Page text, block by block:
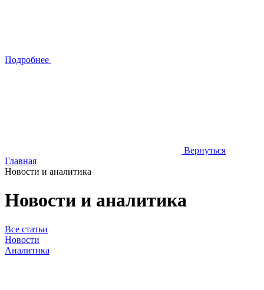
Подробнее
Вернуться
Главная
Новости и аналитика
Новости и аналитика
Все статьи
Новости
Аналитика